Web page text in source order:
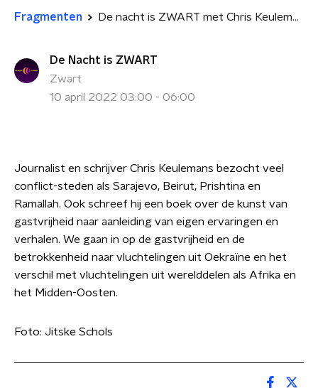
Fragmenten De nacht is ZWART met Chris Keulemans
De Nacht is ZWART
Zwart
10 april 2022 03:00 - 06:00
Journalist en schrijver Chris Keulemans bezocht veel
conflict-steden als Sarajevo, Beirut, Prishtina en
Ramallah. Ook schreef hij een boek over de kunst van
gastvrijheid naar aanleiding van eigen ervaringen en
verhalen. We gaan in op de gastvrijheid en de
betrokkenheid naar vluchtelingen uit Oekraïne en het
verschil met vluchtelingen uit werelddelen als Afrika en
het Midden-Oosten.
Foto: Jitske Schols